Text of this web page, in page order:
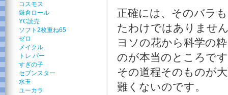
コスモス
鎌倉ロール
YC読売
ソフト2枚重ね65
ゼロ
メイクル
トレ パー
すぎの子
セブンスター
水玉
ユーカラ
正確には、そのバラ
たわけではありませ
ヨソの花から科学の
のが本当のところで
その道程そのものが
難くないのです。